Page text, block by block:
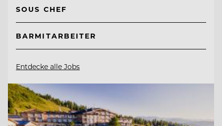
SOUS CHEF
BARMITARBEITER
Entdecke alle Jobs